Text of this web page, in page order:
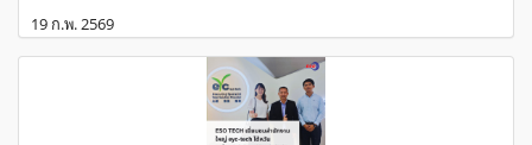
19 ก.พ. 2569